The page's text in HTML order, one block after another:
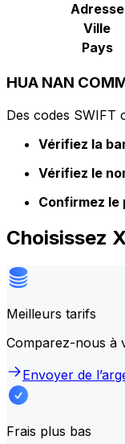
Adresse
Ville
Pays
HUA NAN
Des codes SWIFT
Vérifiez la
Vérifiez le
Confirmez le
Choisissez
Meilleurs tarifs
Comparez-nous à
Envoyer de
Frais plus bas